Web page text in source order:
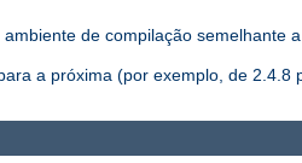
de compilação semelhante
a próxima (por exemplo, de 2.4.8